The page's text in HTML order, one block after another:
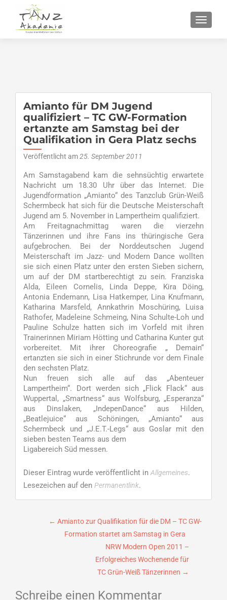
Amianto für DM Jugend
qualifiziert – TC GW-Formation
ertanzte am Samstag bei der
Qualifikation in Gera Platz sechs
Veröffentlicht am25. September 2011
Am Samstagabend kam die sehnsüchtig erwartete
Nachricht um 18.30 Uhr über das Internet. Die
Jugendformation „Amianto“ des Tanzclub Grün-Weiß
Schermbeck hat sich für die Deutsche Meisterschaft
Jugend am 5. November in Lampertheim qualifiziert.
Am Freitagnachmittag waren die vierzehn
Tänzerinnen und ihre Fans ins thüringische Gera
aufgebrochen. Bei der Norddeutschen Jugend
Meisterschaft im Jazz- und Modern Dance wollten
sie sich einen Platz unter den ersten Sieben sichern,
um auf der DM startberechtigt zu sein. Franziska
Alda, Eileen Cornelis, Linda Deppe, Kira Döing,
Antonia Endemann, Lisa Hatkemper, Lina Knufmann,
Katharina Marsfeld, Annkathrin Moschüring, Luisa
Rathofer, Madeleine Schmeing, Nina Schulte-Loh und
Pauline Schulze hatten sich im Vorfeld mit ihren
Trainerinnen Miriam Hötting und Catharina Kunter gut
vorbereitet. Mit ihrer Choreografie „ Demain“
ertanzten sie sich in einer Stichrunde vor dem Finale
den sechsten Platz.
Nun freuen sich alle auf das „Abenteuer
Lampertheim“. Dort werden sich „Flick Flack“ aus
Wuppertal, „Smartness“ aus Wolfsburg, „Esperanza“
aus Dinslaken, „IndepenDance“ aus Hilden,
„Beatlejuice“ aus Schöningen, „Amianto“ aus
Schermbeck und „J.E.T.-Legs“ aus Goslar mit den
sieben besten Teams aus dem
Ligabereich Süd messen.
Dieser Eintrag wurde veröffentlicht in Allgemeines.
Lesezeichen auf den Permanentlink.
Beitragsnavigation
← Amianto zur Qualifikation für die DM – TC GW-
Formation startet am Samstag in Gera
NRW Modern Open 2011 –
Erfolgreiches Wochenende für
TC Grün-Weiß Tänzerinnen →
Schreibe einen Kommentar